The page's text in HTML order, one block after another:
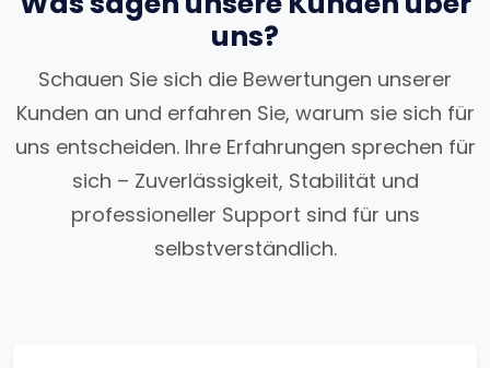
uns?
Schauen Sie sich die Bewertungen unserer
Kunden an und erfahren Sie, warum sie sich für
uns entscheiden. Ihre Erfahrungen sprechen für
sich – Zuverlässigkeit, Stabilität und
professioneller Support sind für uns
selbstverständlich.